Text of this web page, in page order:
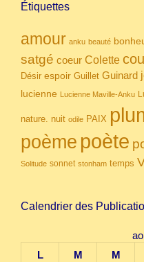
Étiquettes
amour anku beauté
satgé coeur Colette
Désir espoir Guillet Guinard
lucienne Lucienne Maville-Anku
nature. nuit odile PAIX
poème poète
Solitude sonnet stonham temps
Calendrier des
L
M M